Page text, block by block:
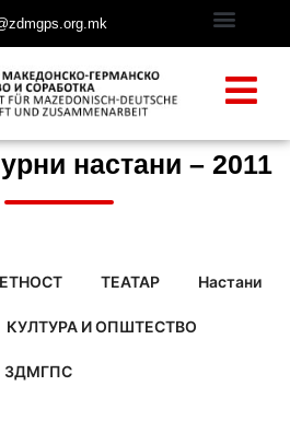
настани – 2011
ТЕАТАР Настани
КУЛТУРА И ОПШТЕСТВО
ЗДМГПС